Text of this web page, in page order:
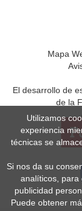
Mapa
El desarrollo de
de la
Utilizamos
experiencia
técnicas se
Si nos da su
analíticos, para
publicidad
Puede obtener